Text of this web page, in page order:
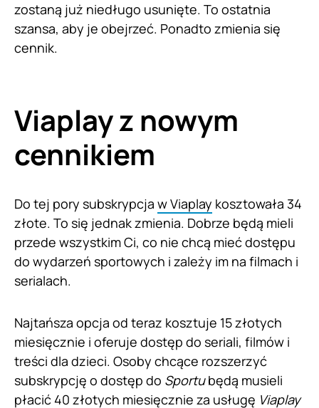
zostaną już niedługo usunięte. To ostatnia
szansa, aby je obejrzeć. Ponadto zmienia się
cennik.
Viaplay z nowym
cennikiem
Do tej pory subskrypcja w Viaplay kosztowała 34
złote. To się jednak zmienia. Dobrze będą mieli
przede wszystkim Ci, co nie chcą mieć dostępu
do wydarzeń sportowych i zależy im na filmach i
serialach.
Najtańsza opcja od teraz kosztuje 15 złotych
miesięcznie i oferuje dostęp do seriali, filmów i
treści dla dzieci. Osoby chcące rozszerzyć
subskrypcję o dostęp do Sportubędą musieli
płacić 40 złotych miesięcznie za usługę Viaplay